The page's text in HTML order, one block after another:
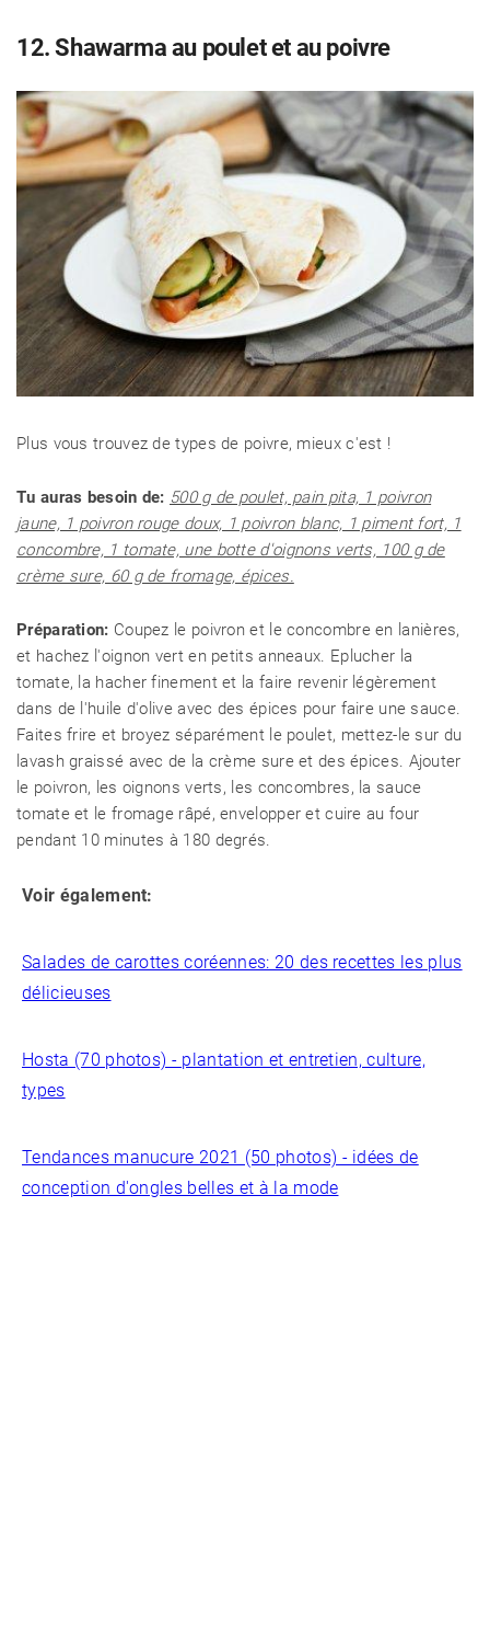
12. Shawarma au poulet et au poivre
Plus vous trouvez de types de poivre, mieux c'est !
Tu auras besoin de: 500 g de poulet, pain pita, 1 poivron
jaune, 1 poivron rouge doux, 1 poivron blanc, 1 piment fort, 1
concombre, 1 tomate, une botte d'oignons verts, 100 g de
crème sure, 60 g de fromage, épices.
Préparation: Coupez le poivron et le concombre en lanières,
et hachez l'oignon vert en petits anneaux. Eplucher la
tomate, la hacher finement et la faire revenir légèrement
dans de l'huile d'olive avec des épices pour faire une sauce.
Faites frire et broyez séparément le poulet, mettez-le sur du
lavash graissé avec de la crème sure et des épices. Ajouter
le poivron, les oignons verts, les concombres, la sauce
tomate et le fromage râpé, envelopper et cuire au four
pendant 10 minutes à 180 degrés.
Voir également:
Salades de carottes coréennes: 20 des recettes les plus
délicieuses
Hosta (70 photos) - plantation et entretien, culture,
types
Tendances manucure 2021 (50 photos) - idées de
conception d'ongles belles et à la mode